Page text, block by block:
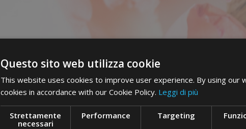
Questo sito web utilizza cookie
This website uses cookies to improve user experience. By using our
cookies in accordance with our Cookie Policy. Leggi di più
Strettamente
necessari
Performance Targeting